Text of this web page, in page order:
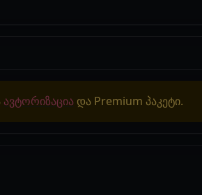
ავტორიზაცია და Premium პაკეტი.